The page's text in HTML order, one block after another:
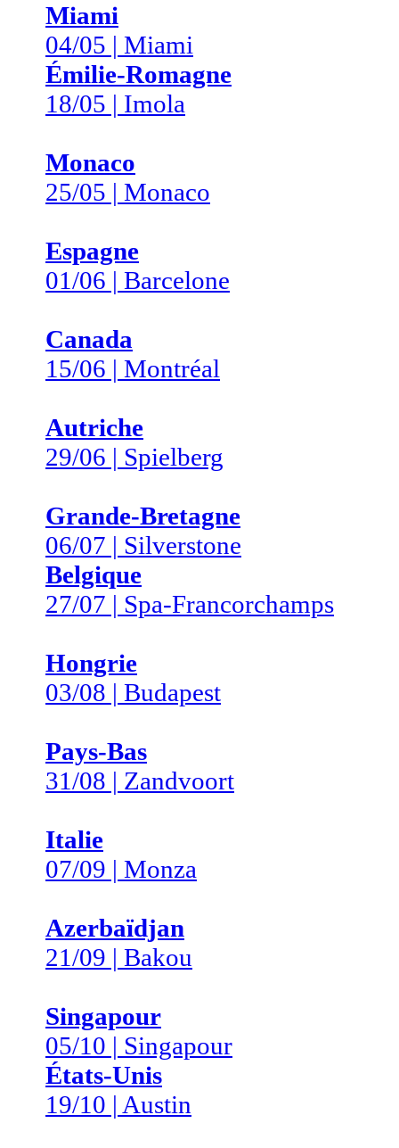
Miami
04/05 | Miami
Émilie-Romagne
18/05 | Imola
Monaco
25/05 | Monaco
Espagne
01/06 | Barcelone
Canada
15/06 | Montréal
Autriche
29/06 | Spielberg
Grande-Bretagne
06/07 | Silverstone
Belgique
27/07 | Spa-Francorchamps
Hongrie
03/08 | Budapest
Pays-Bas
31/08 | Zandvoort
Italie
07/09 | Monza
Azerbaïdjan
21/09 | Bakou
Singapour
05/10 | Singapour
États-Unis
19/10 | Austin